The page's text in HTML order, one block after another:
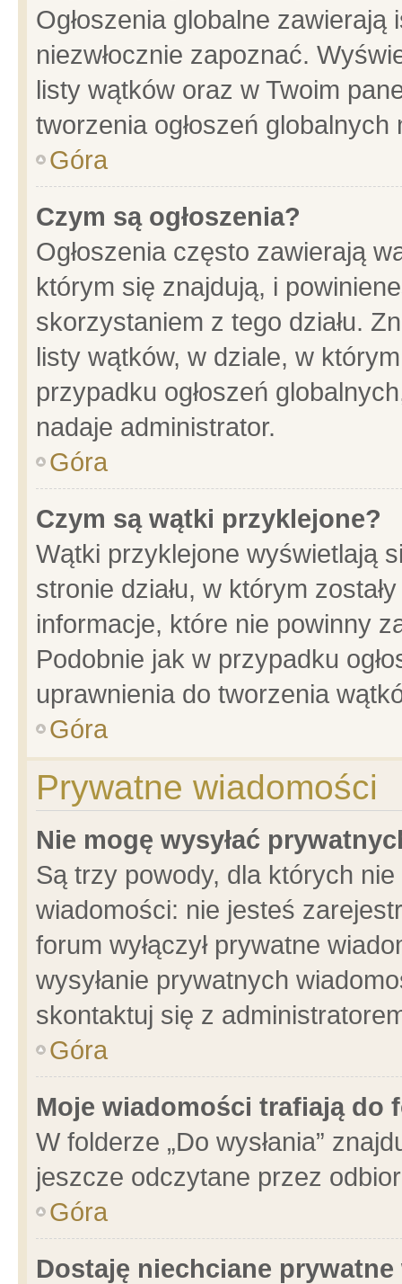
Ogłoszenia globalne
niezwłocznie zapoznać.
listy wątków oraz w Twoim
tworzenia ogłoszeń
Góra
Czym są ogłoszenia?
Ogłoszenia często zawierają
którym się znajdują, i
skorzystaniem z tego działu.
listy wątków, w dziale, w
przypadku ogłoszeń
nadaje administrator.
Góra
Czym są wątki przyklejone?
Wątki przyklejone wyświetlają
stronie działu, w którym
informacje, które nie powinny
Podobnie jak w przypadku
uprawnienia do tworzenia
Góra
Prywatne wiadomości
Nie mogę wysyłać
Są trzy powody, dla których
wiadomości: nie jesteś
forum wyłączył prywatne
wysyłanie prywatnych
skontaktuj się z
Góra
Moje wiadomości trafiają do
W folderze „Do wysłania”
jeszcze odczytane przez
Góra
Dostaję niechciane